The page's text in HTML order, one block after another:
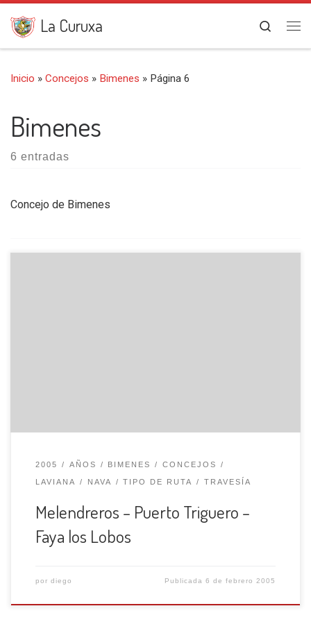
Saltar al contenido
La Curuxa
Search
Inicio » Concejos » Bimenes » Página 6
Bimenes
6 entradas
Concejo de Bimenes
2005 AÑOS BIMENES CONCEJOS
LAVIANA NAVA TIPO DE RUTA TRAVESÍA
Melendreros – Puerto Triguero –
Faya los Lobos
por diego Publicada6 de febrero 2005